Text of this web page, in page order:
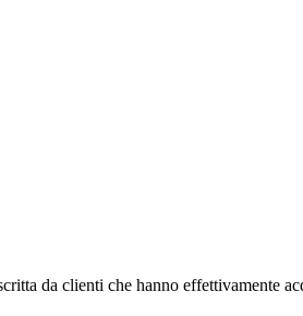
da clienti che hanno effettivamente